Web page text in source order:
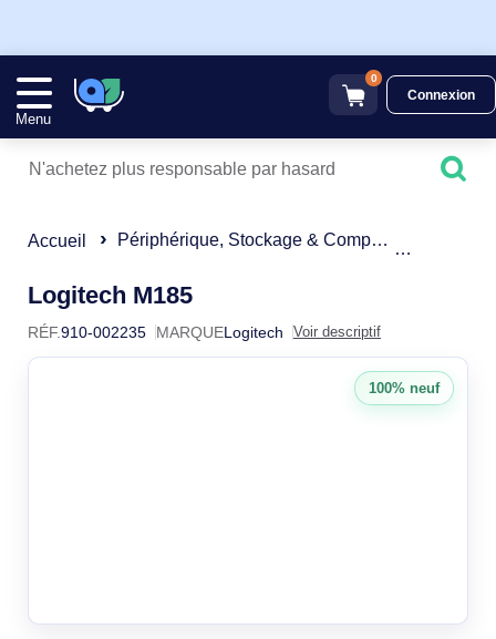
Menu
0
Connexion
Accueil Périphérique, Stockage & Composant
Logitech M185910-002235
RÉF.910-002235 MARQUELogitech Voir descriptif
100% neuf